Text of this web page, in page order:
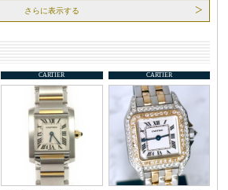
さらに表示する
CARTIER CARTIER